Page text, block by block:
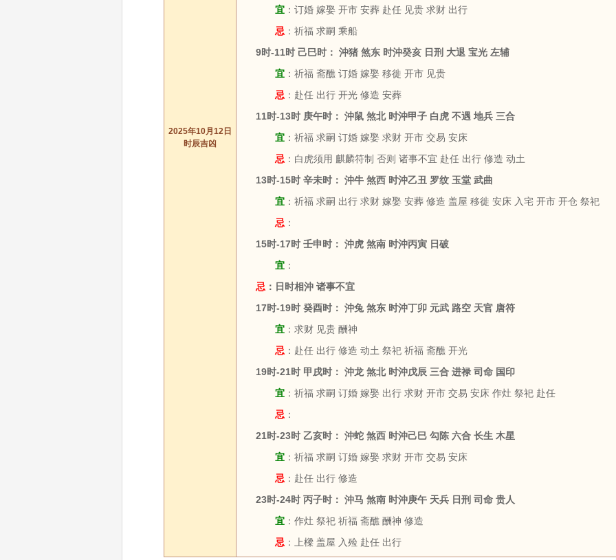
2025年10月12日
时辰吉凶
宜 ：订婚 嫁娶 开市 安葬 赴任 见贵 求财 出行
忌 ：祈福 求嗣 乘船
9时-11时 己巳时： 沖猪 煞东 时沖癸亥 日刑 大退 宝光 左辅
宜 ：祈福 斋醮 订婚 嫁娶 移徙 开市 见贵
忌 ：赴任 出行 开光 修造 安葬
11时-13时 庚午时： 沖鼠 煞北 时沖甲子 白虎 不遇 地兵 三合
宜 ：祈福 求嗣 订婚 嫁娶 求财 开市 交易 安床
忌 ：白虎须用 麒麟符制 否则 诸事不宜 赴任 出行 修造 动土
13时-15时 辛未时： 沖牛 煞西 时沖乙丑 罗纹 玉堂 武曲
宜 ：祈福 求嗣 出行 求财 嫁娶 安葬 修造 盖屋 移徙 安床 入宅 开市 开仓 祭祀
忌 ：
15时-17时 壬申时： 沖虎 煞南 时沖丙寅 日破
宜 ：
忌 ：日时相沖 诸事不宜
17时-19时 癸酉时： 沖兔 煞东 时沖丁卯 元武 路空 天官 唐符
宜 ：求财 见贵 酬神
忌 ：赴任 出行 修造 动土 祭祀 祈福 斋醮 开光
19时-21时 甲戌时： 沖龙 煞北 时沖戊辰 三合 进禄 司命 国印
宜 ：祈福 求嗣 订婚 嫁娶 出行 求财 开市 交易 安床 作灶 祭祀 赴任
忌 ：
21时-23时 乙亥时： 沖蛇 煞西 时沖己巳 勾陈 六合 长生 木星
宜 ：祈福 求嗣 订婚 嫁娶 求财 开市 交易 安床
忌 ：赴任 出行 修造
23时-24时 丙子时： 沖马 煞南 时沖庚午 天兵 日刑 司命 贵人
宜 ：作灶 祭祀 祈福 斋醮 酬神 修造
忌 ：上樑 盖屋 入殓 赴任 出行